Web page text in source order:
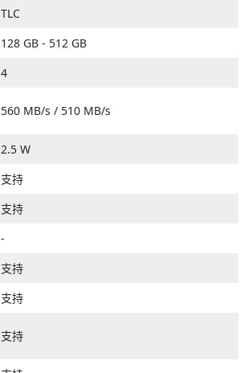
TLC
128 GB - 512 GB
4
560 MB/s / 510 MB/s
2.5 W
支持
支持
-
支持
支持
支持